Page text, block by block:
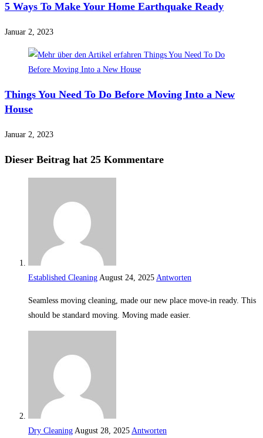
5 Ways To Make Your Home Earthquake Ready
Januar 2, 2023
Things You Need To Do Before Moving Into a New
House
Januar 2, 2023
Dieser Beitrag hat 25 Kommentare
Established Cleaning August 24, 2025 Antworten
Seamless moving cleaning, made our new place move-in ready. This
should be standard moving. Moving made easier.
Dry Cleaning August 28, 2025 Antworten